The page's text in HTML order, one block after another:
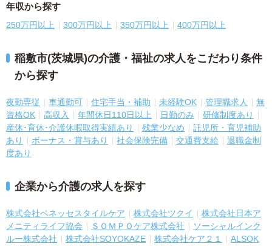
年収から探す
250万円以上 300万円以上 350万円以上 400万円以上
稲敷市(茨城県)の介護・福祉の求人をこだわり条件
から探す
夜勤専従 車通勤可 住宅手当・補助 未経験OK 管理職求人
無
資格OK
高収入 年間休日110日以上 日勤のみ
研修制度あり
産休･育休･介護休暇取得実績あり
残業少なめ
託児所・育児補助
あり
ボーナス・賞与あり 社会保険完備 交通費支給
退職金制
度あり
企業から介護の求人を探す
株式会社ベネッセスタイルケア 株式会社ツクイ
株式会社日本ア
メニティライフ協会
ＳＯＭＰＯケア株式会社
ソーシャルインク
ルー株式会社
株式会社SOYOKAZE 株式会社ケア２１
ALSOK